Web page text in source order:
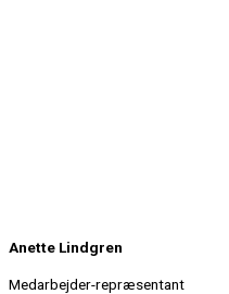
Anette Lindgren
Medarbejder-repræsentant